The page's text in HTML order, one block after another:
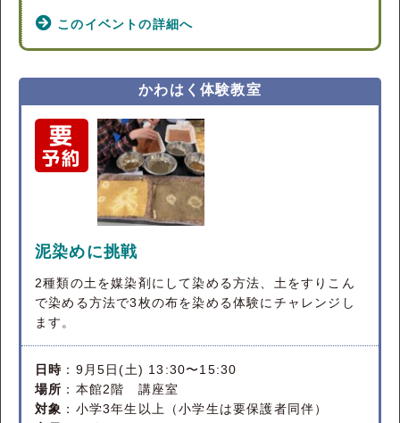
このイベントの詳細へ
かわはく体験教室
泥染めに挑戦
2種類の土を媒染剤にして染める方法、土をすりこん
で染める方法で3枚の布を染める体験にチャレンジし
ます。
日時 ：9月5日(土) 13:30〜15:30
場所 ：本館2階 講座室
対象 ：小学3年生以上（小学生は要保護者同伴）